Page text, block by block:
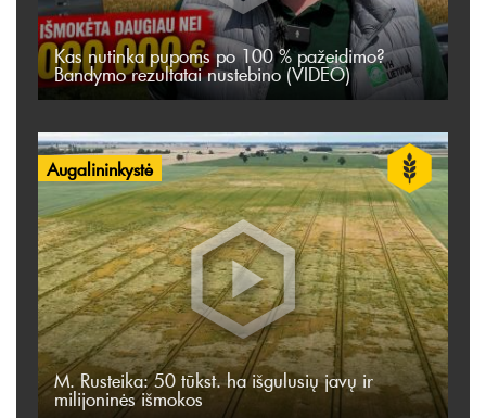
Kas nutinka pupoms po 100 % pažeidimo?
Bandymo rezultatai nustebino (VIDEO)
Augalininkystė
M. Rusteika: 50 tūkst. ha išgulusių javų ir
milijoninės išmokos